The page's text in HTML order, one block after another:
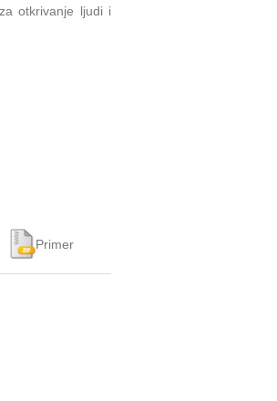
otkrivanje ljudi i
Primer